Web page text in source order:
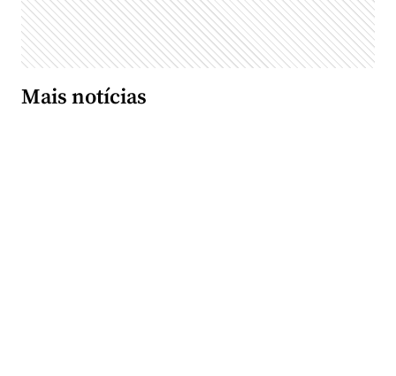
Mais notícias